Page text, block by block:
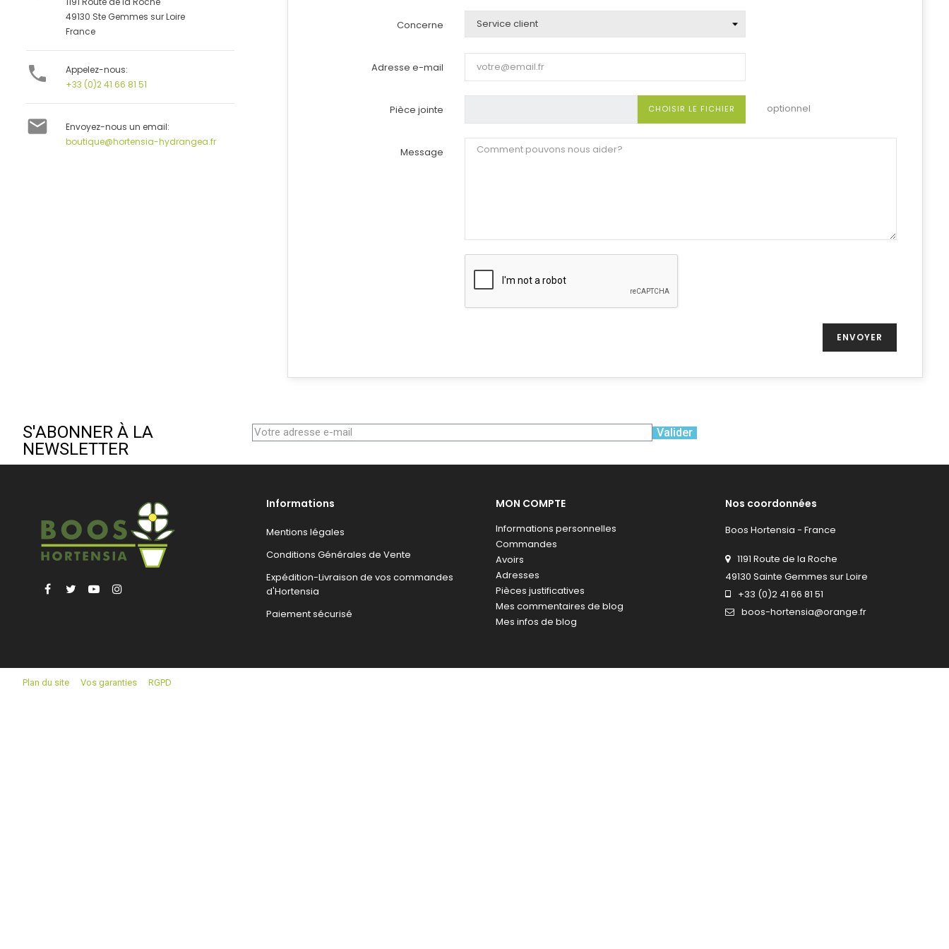
49130 Ste Gemmes sur Loire
France

Appelez-nous:
+33 (0)2 41 66 81 51

Envoyez-nous un email:
boutique@hortensia-hydrangea.fr
Concerne
Adresse e-mail
Pièce jointe CHOISIR LE FICHIER optionnel
Message
S'ABONNER À LA
NEWSLETTER
Valider
Facebook
Twitter YouTube
Informations
Mentions légales
Conditions Générales de Vente
Expédition-Livraison de vos commandes
d'Hortensia
Paiement sécurisé
MON COMPTE
Informations personnelles
Commandes
Avoirs
Adresses
Pièces justificatives
Mes commentaires de blog
Mes infos de blog
Nos coordonnées
Boos Hortensia - France
1191 Route de la Roche
49130 Sainte Gemmes sur Loire
+33 (0)2 41 66 81 51
boos-hortensia@orange.fr
Plan du site Vos garanties RGPD